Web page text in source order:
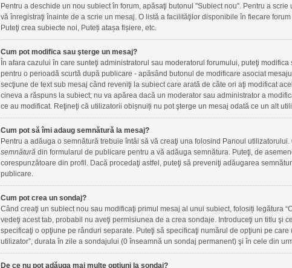
Pentru a deschide un nou subiect în forum, apăsaţi butonul "Subiect nou". Pentru a
vă înregistraţi înainte de a scrie un mesaj. O listă a facilităţilor disponibile în fiecare
Puteţi crea subiecte noi, Puteți atașa fișiere, etc.
Cum pot modifica sau şterge un mesaj?
În afara cazului în care sunteţi administratorul sau moderatorul forumului, puteţi
pentru o perioadă scurtă după publicare - apăsând butonul de modificare asociat
secţiune de text sub mesaj când reveniţi la subiect care arată de câte ori aţi modificat
cineva a răspuns la subiect; nu va apărea dacă un moderator sau administrator a
ce au modificat. Reţineţi că utilizatorii obișnuiți nu pot şterge un mesaj odată ce un alt
Cum pot să îmi adaug semnătură la mesaj?
Pentru a adăuga o semnătură trebuie întâi să vă creaţi una folosind Panoul
semnătură din formularul de publicare pentru a vă adăuga semnătura. Puteţi, de
corespunzătoare din profil. Dacă procedaţi astfel, puteţi să preveniţi adăugarea
publicare.
Cum pot crea un sondaj?
Când creaţi un subiect nou sau modificaţi primul mesaj al unui subiect, folosiți legătura
vedeţi acest tab, probabil nu aveţi permisiunea de a crea sondaje. Introduceţi un titlu şi
specificaţi o opţiune pe rânduri separate. Puteţi să specificaţi numărul de opţiuni pe
utilizator”, durata în zile a sondajului (0 înseamnă un sondaj permanent) şi în cele din
De ce nu pot adăuga mai multe opţiuni la sondaj?